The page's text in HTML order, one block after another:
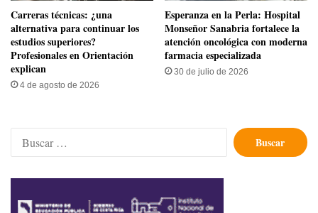
Carreras técnicas: ¿una
alternativa para continuar los
estudios superiores?
Profesionales en Orientación
explican
4 de agosto de 2026
​Esperanza en la Perla: Hospital
Monseñor Sanabria fortalece la
atención oncológica con moderna
farmacia especializada
30 de julio de 2026
Buscar: